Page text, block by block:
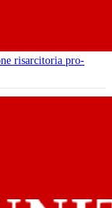
risarcitoria pro-